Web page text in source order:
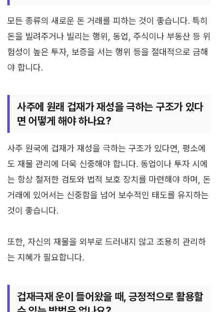
모든 종류의 새로운 돈 거래를 피하는 것이 좋습니다. 특히
돈을 빌려주거나 빌리는 행위, 동업, 주식이나 부동산 등 위
험성이 높은 투자, 보증을 서는 행위 등을 절대적으로 금해
야 합니다.
사주에 원래 겁재가 재성을 극하는 구조가 있다
면 어떻게 해야 하나요?
사주 원국에 겁재가 재성을 극하는 구조가 있다면, 평소에
도 재물 관리에 더욱 신중해야 합니다. 동업이나 투자 시에
는 항상 철저한 검토와 법적 보호 장치를 마련해야 하며, 돈
거래에 있어서는 신중함을 넘어 보수적인 태도를 유지하는
것이 좋습니다.
또한, 자신의 재물을 외부로 드러내지 않고 조용히 관리하
는 지혜가 필요합니다.
겁재극재 운이 들어왔을 때, 긍정적으로 활용할